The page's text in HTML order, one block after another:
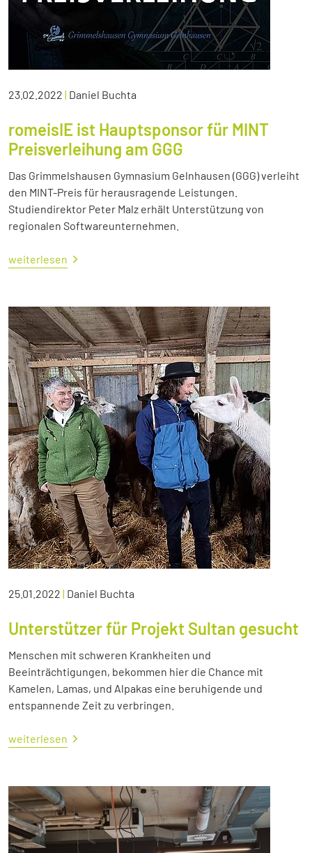
23.02.2022 | Daniel Buchta
romeisIE ist Hauptsponsor für MINT
Preisverleihung am GGG
Das Grimmelshausen Gymnasium Gelnhausen (GGG) verleiht
den MINT-Preis für herausragende Leistungen.
Studiendirektor Peter Malz erhält Unterstützung von
regionalen Softwareunternehmen.
weiterlesen
25.01.2022 | Daniel Buchta
Unterstützer für Projekt Sultan gesucht
Menschen mit schweren Krankheiten und
Beeinträchtigungen, bekommen hier die Chance mit
Kamelen, Lamas, und Alpakas eine beruhigende und
entspannende Zeit zu verbringen.
weiterlesen